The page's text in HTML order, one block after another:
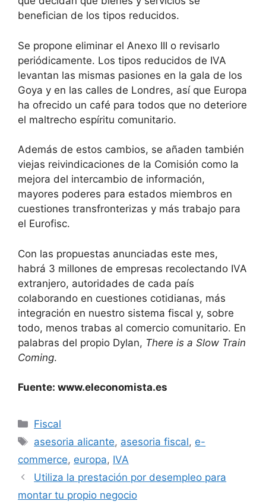
benefician de los tipos reducidos.
Se propone eliminar el Anexo III o revisarlo
periódicamente. Los tipos reducidos de IVA
levantan las mismas pasiones en la gala de los
Goya y en las calles de Londres, así que Europa
ha ofrecido un café para todos que no deteriore
el maltrecho espíritu comunitario.
Además de estos cambios, se añaden también
viejas reivindicaciones de la Comisión como la
mejora del intercambio de información,
mayores poderes para estados miembros en
cuestiones transfronterizas y más trabajo para
el Eurofisc.
Con las propuestas anunciadas este mes,
habrá 3 millones de empresas recolectando IVA
extranjero, autoridades de cada país
colaborando en cuestiones cotidianas, más
integración en nuestro sistema fiscal y, sobre
todo, menos trabas al comercio comunitario. En
palabras del propio Dylan, There is a Slow Train
Coming.
Fuente: www.eleconomista.es
Fiscal
asesoria alicante, asesoria fiscal, e-
commerce, europa, IVA
Utiliza la prestación por desempleo para
montar tu propio negocio